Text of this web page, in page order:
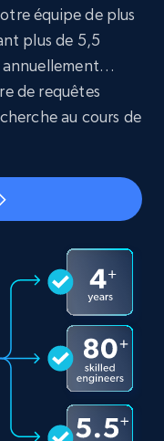
équipe de plus
plus de 5,5
annuellement…
de requêtes
au cours de